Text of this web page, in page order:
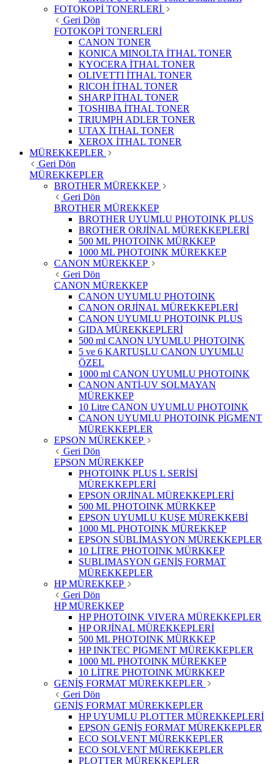
FOTOKOPİ TONERLERİ
Geri Dön
FOTOKOPİ TONERLERİ
CANON TONER
KONICA MINOLTA İTHAL TONER
KYOCERA İTHAL TONER
OLIVETTI İTHAL TONER
RICOH İTHAL TONER
SHARP İTHAL TONER
TOSHIBA İTHAL TONER
TRIUMPH ADLER TONER
UTAX İTHAL TONER
XEROX İTHAL TONER
MÜREKKEPLER
Geri Dön
MÜREKKEPLER
BROTHER MÜREKKEP
Geri Dön
BROTHER MÜREKKEP
BROTHER UYUMLU PHOTOINK PLUS
BROTHER ORJİNAL MÜREKKEPLERİ
500 ML PHOTOINK MÜRKKEP
1000 ML PHOTOINK MÜREKKEP
CANON MÜREKKEP
Geri Dön
CANON MÜREKKEP
CANON UYUMLU PHOTOINK
CANON ORJİNAL MÜREKKEPLERİ
CANON UYUMLU PHOTOINK PLUS
GIDA MÜREKKEPLERİ
500 ml CANON UYUMLU PHOTOINK
5 ve 6 KARTUŞLU CANON UYUMLU
ÖZEL
1000 ml CANON UYUMLU PHOTOINK
CANON ANTİ-UV SOLMAYAN
MÜREKKEP
10 Litre CANON UYUMLU PHOTOINK
CANON UYUMLU PHOTOINK PİGMENT
MÜREKKEPLER
EPSON MÜREKKEP
Geri Dön
EPSON MÜREKKEP
PHOTOINK PLUS L SERİSİ
MÜREKKEPLERİ
EPSON ORJİNAL MÜREKKEPLERİ
500 ML PHOTOINK MÜRKKEP
EPSON UYUMLU KUŞE MÜREKKEBİ
1000 ML PHOTOINK MÜREKKEP
EPSON SÜBLİMASYON MÜREKKEPLER
10 LİTRE PHOTOINK MÜRKKEP
SUBLIMASYON GENİŞ FORMAT
MÜREKKEPLER
HP MÜREKKEP
Geri Dön
HP MÜREKKEP
HP PHOTOINK VIVERA MÜREKKEPLER
HP ORJİNAL MÜREKKEPLERİ
500 ML PHOTOINK MÜRKKEP
HP INKTEC PIGMENT MÜREKKEPLER
1000 ML PHOTOINK MÜREKKEP
10 LİTRE PHOTOINK MÜRKKEP
GENİŞ FORMAT MÜREKKEPLER
Geri Dön
GENİŞ FORMAT MÜREKKEPLER
HP UYUMLU PLOTTER MÜREKKEPLERİ
EPSON GENİŞ FORMAT MÜREKKEPLER
ECO SOLVENT MÜREKKEPLER
ECO SOLVENT MÜREKKEPLER
PLOTTER MÜREKKEPLER